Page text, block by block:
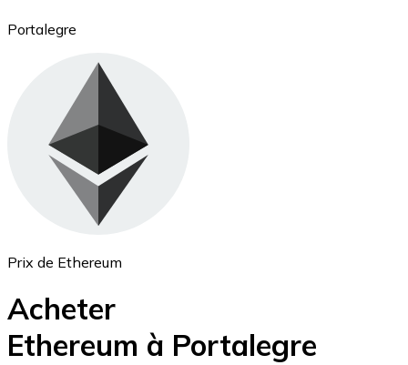
Ethereum
ETH
Portalegre
Prix de Ethereum
Acheter
Ethereum à Portalegre